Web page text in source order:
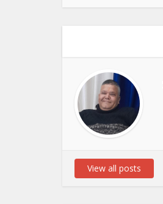
View all posts